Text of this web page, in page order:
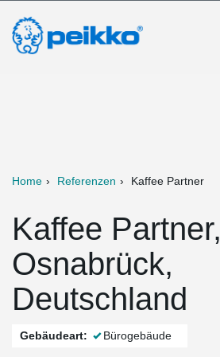
Home Referenzen Kaffee Partner
Kaffee Partner,
Osnabrück,
Deutschland
Gebäudeart: Bürogebäude